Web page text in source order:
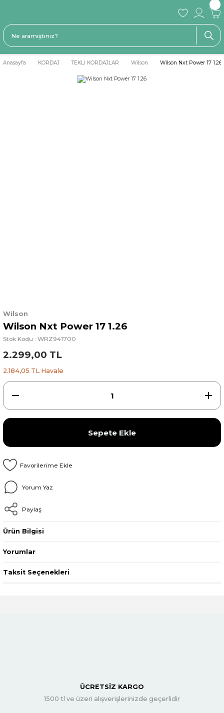
Anasayfa KORDAJ TEKLİ KORDAJLAR Wilson Wilson Nxt Power 17 1.26
Wilson
Wilson Nxt Power 17 1.26
Stok Kodu : WRZ941700
2.299,00 TL
2.184,05 TL Havale
Sepete Ekle
Yorum Yaz
Paylaş
Ürün Bilgisi
Yorumlar
Taksit Seçenekleri
ÜCRETSİZ KARGO
1500 tl ve üzeri alışverişlerinizde geçerlidir